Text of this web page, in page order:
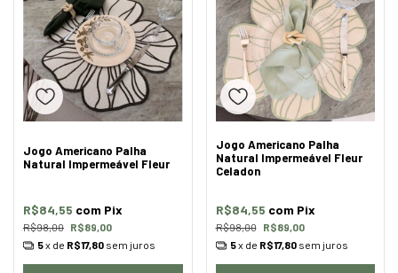
Jogo Americano Palha
Natural Impermeável Fleur
R$98,00 R$89,00
R$84,55 com Pix
5x de R$17,80 sem juros
Jogo Americano Palha
Natural Impermeável Fleur
Celadon
R$98,00 R$89,00
R$84,55 com Pix
5x de R$17,80 sem juros